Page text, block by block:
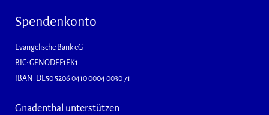
Spendenkonto
Evangelische Bank eG
BIC: GENODEF1EK1
IBAN: DE50 5206 0410 0004 0030 71
Gnadenthal unterstützen